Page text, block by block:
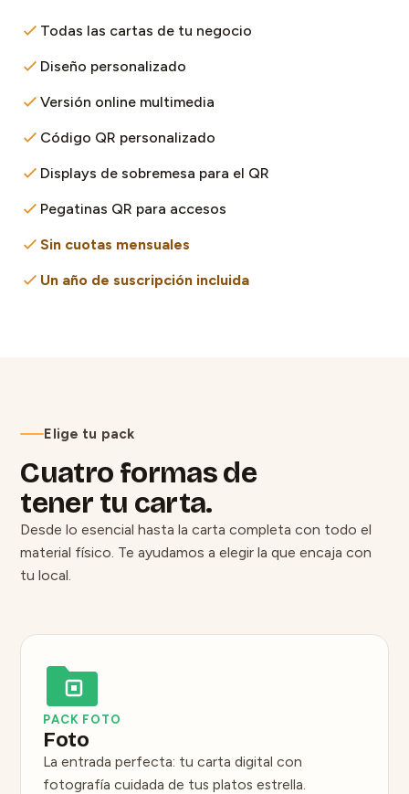
Todas las cartas de tu negocio
Diseño personalizado
Versión online multimedia
Código QR personalizado
Displays de sobremesa para el QR
Pegatinas QR para accesos
Sin cuotas mensuales
Un año de suscripción incluida
Elige tu pack
Cuatro formas de
tener tu carta.
Desde lo esencial hasta la carta completa con todo el
material físico. Te ayudamos a elegir la que encaja con
tu local.
PACK FOTO
Foto
La entrada perfecta: tu carta digital con
fotografía cuidada de tus platos estrella.